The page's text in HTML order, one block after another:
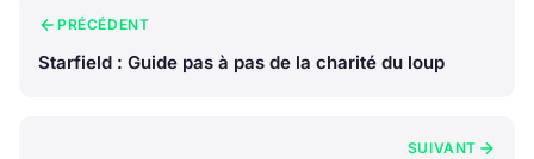
PRÉCÉDENT
Starfield : Guide pas à pas de la charité du loup
SUIVANT